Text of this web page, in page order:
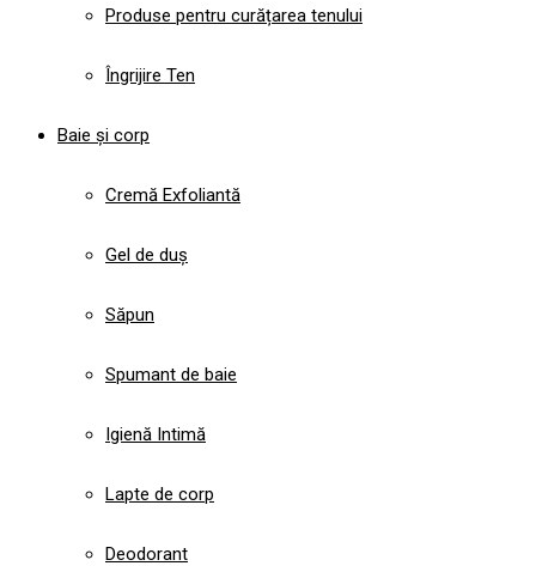
Produse pentru curățarea tenului
Îngrijire Ten
Baie și corp
Cremă Exfoliantă
Gel de duș
Săpun
Spumant de baie
Igienă Intimă
Lapte de corp
Deodorant